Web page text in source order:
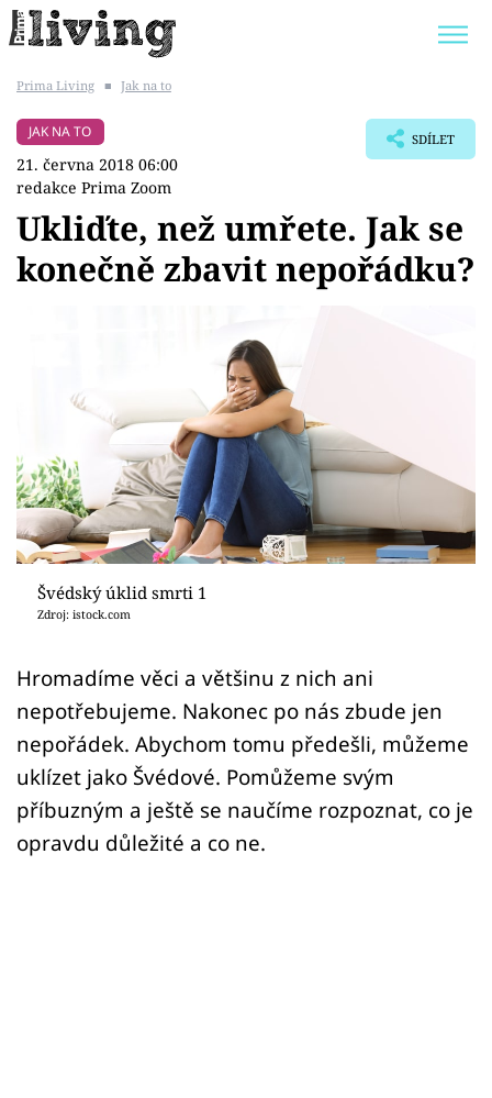
BYDLENÍ SLAVNÝCH
Témata
Zahrada
Sledujte prima+
Přihlášení
Prima Living ■ Jak na to
JAK NA TO
21. června 2018 06:00
redakce Prima Zoom
SDÍLET
Ukliďte, než umřete. Jak se
konečně zbavit nepořádku?
Švédský úklid smrti 1
Zdroj: istock.com
Hromadíme věci a většinu z nich ani
nepotřebujeme. Nakonec po nás zbude jen
nepořádek. Abychom tomu předešli, můžeme
uklízet jako Švédové. Pomůžeme svým
příbuzným a ještě se naučíme rozpoznat, co je
opravdu důležité a co ne.